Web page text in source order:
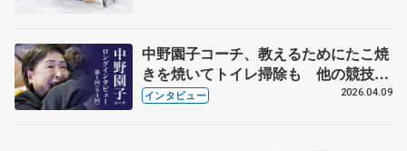
中野園子コーチ、教えるためにたこ焼
きを焼いてトイレ掃除も 他の競技に
も通用するという坂本花織の筋肉
インタビュー 2026.04.09